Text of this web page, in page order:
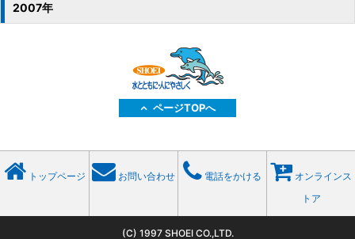
2007年
ページTOPへ
トップページ お問い合わせ 電話をかける
オンラインス
トア
(C) 1997 SHOEI CO.,LTD.